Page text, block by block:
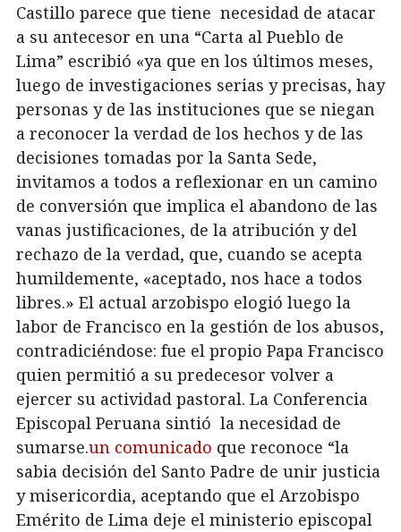
Castillo parece que tiene necesidad de atacar
a su antecesor en una “Carta al Pueblo de
Lima” escribió «ya que en los últimos meses,
luego de investigaciones serias y precisas, hay
personas y de las instituciones que se niegan
a reconocer la verdad de los hechos y de las
decisiones tomadas por la Santa Sede,
invitamos a todos a reflexionar en un camino
de conversión que implica el abandono de las
vanas justificaciones, de la atribución y del
rechazo de la verdad, que, cuando se acepta
humildemente, «aceptado, nos hace a todos
libres.» El actual arzobispo elogió luego la
labor de Francisco en la gestión de los abusos,
contradiciéndose: fue el propio Papa Francisco
quien permitió a su predecesor volver a
ejercer su actividad pastoral. La Conferencia
Episcopal Peruana sintió la necesidad de
sumarse.un comunicado que reconoce “la
sabia decisión del Santo Padre de unir justicia
y misericordia, aceptando que el Arzobispo
Emérito de Lima deje el ministerio episcopal